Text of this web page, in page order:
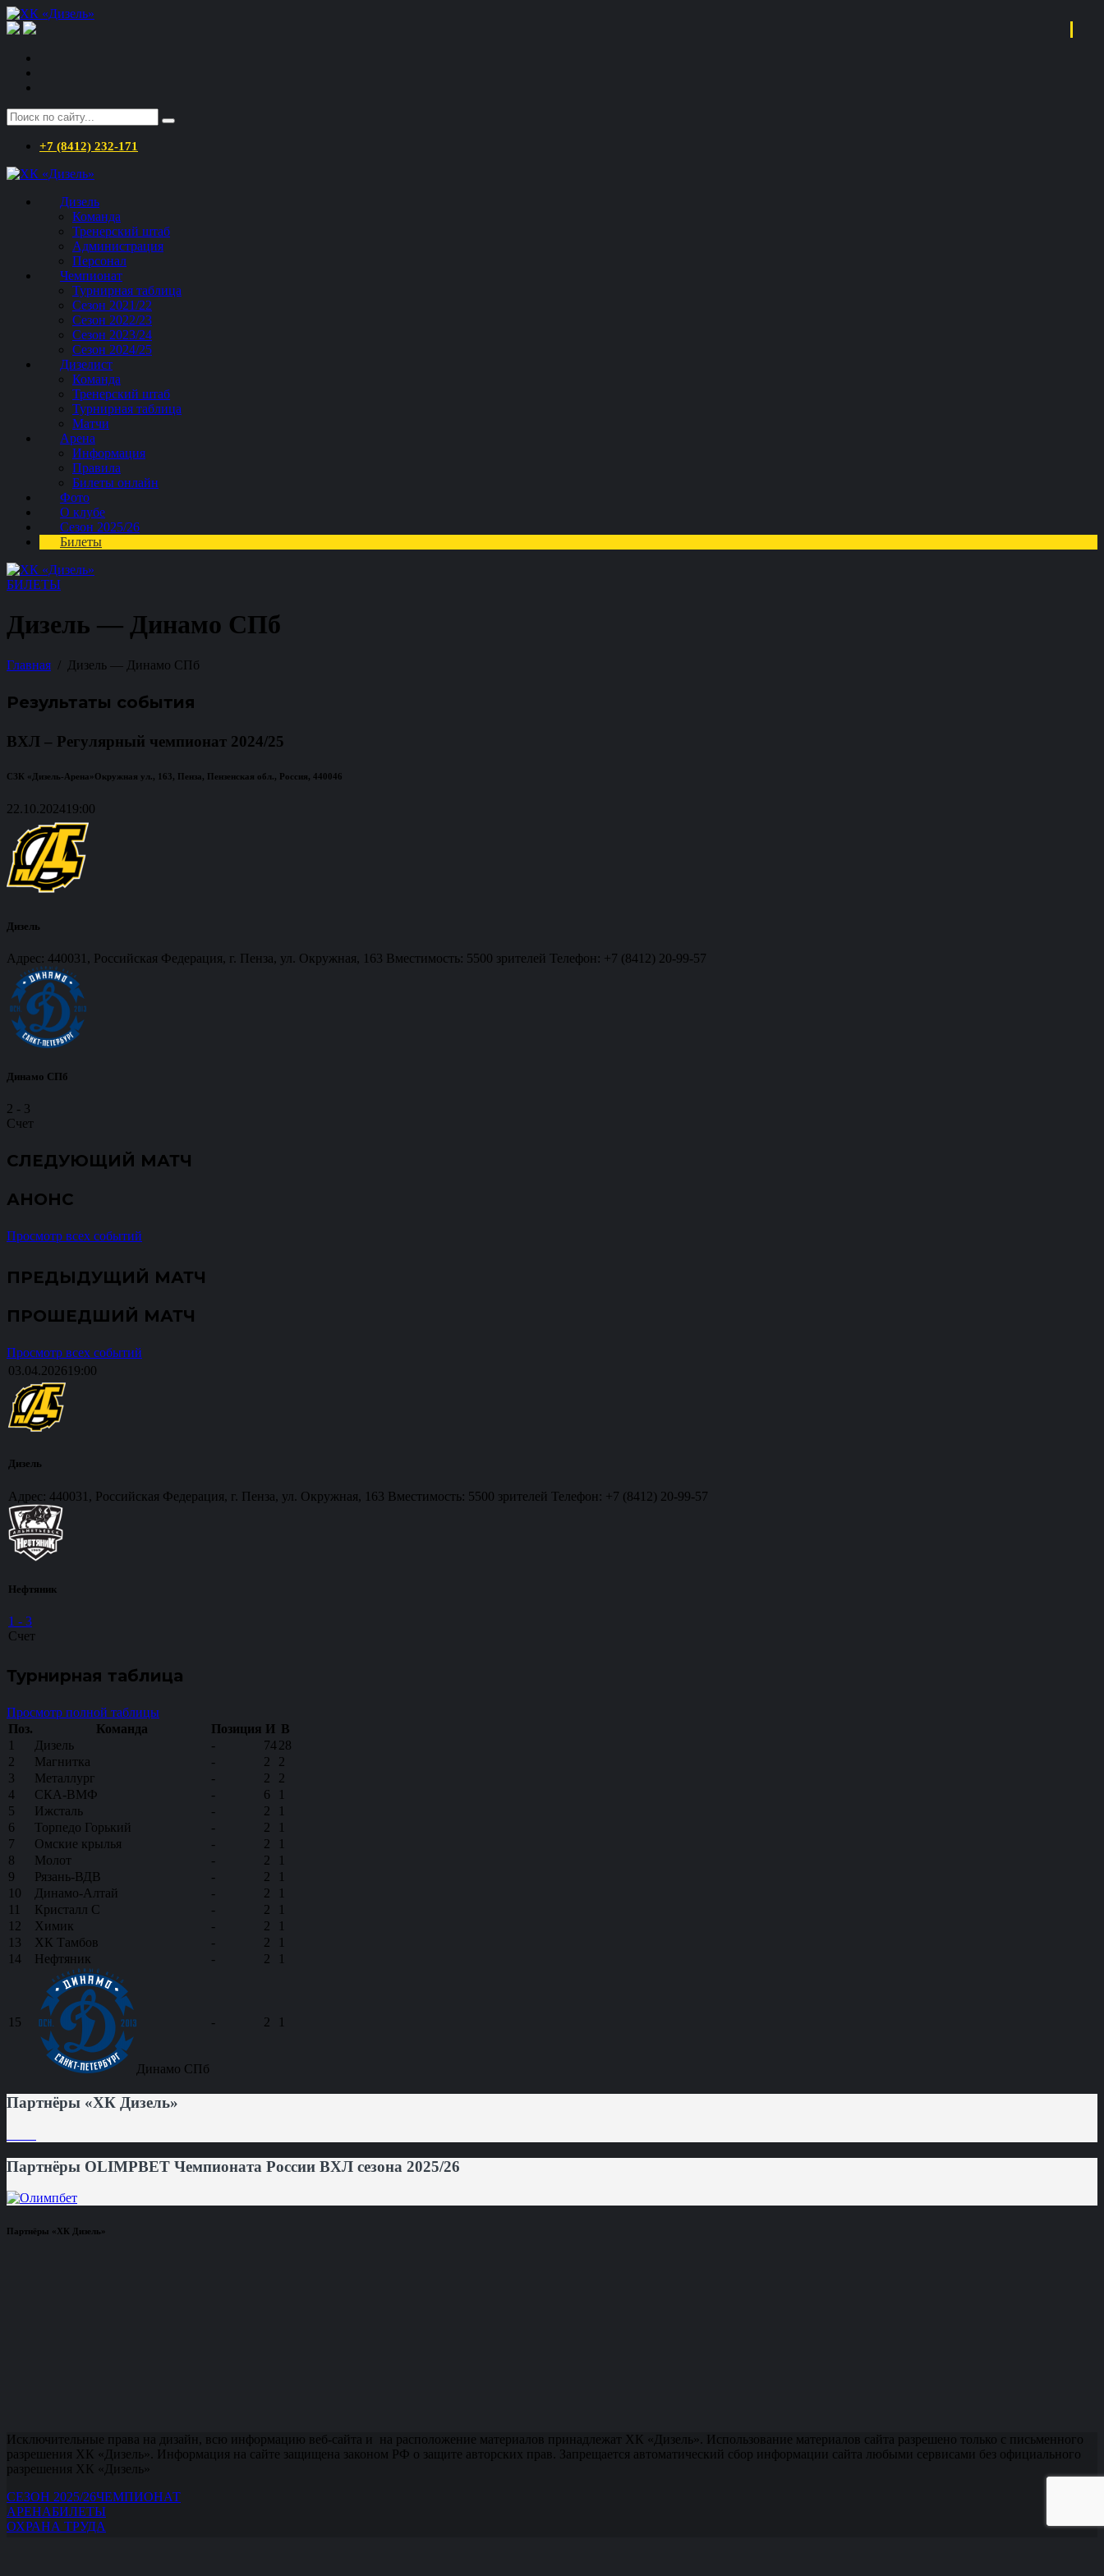
+7 (8412) 232-171
Дизель
Команда
Тренерский штаб
Администрация
Персонал
Чемпионат
Турнирная таблица
Сезон 2021/22
Сезон 2022/23
Сезон 2023/24
Сезон 2024/25
Дизелист
Команда
Тренерский штаб
Турнирная таблица
Матчи
Арена
Информация
Правила
Билеты онлайн
Фото
О клубе
Сезон 2025/26
Билеты
БИЛЕТЫ
Дизель — Динамо СПб
Главная Дизель — Динамо СПб
Результаты события
ВХЛ – Регулярный чемпионат 2024/25
СЗК «Дизель-Арена»Окружная ул., 163, Пенза, Пензенская обл., Россия, 440046
22.10.2024 19:00
Дизель
Адрес: 440031, Российская Федерация, г. Пенза, ул. Окружная, 163 Вместимость: 5500 зрителей Телефон: +7 (8412) 20-99-57
Динамо СПб
2 - 3
Счет
СЛЕДУЮЩИЙ МАТЧ
АНОНС
Просмотр всех событий
ПРЕДЫДУЩИЙ МАТЧ
ПРОШЕДШИЙ МАТЧ
Просмотр всех событий
03.04.2026 19:00
Дизель
Адрес: 440031, Российская Федерация, г. Пенза, ул. Окружная, 163 Вместимость: 5500 зрителей Телефон: +7 (8412) 20-99-57
Нефтяник
1 - 3
Счет
Турнирная таблица
Просмотр полной таблицы
Поз.
Команда Позиция И В
1
Дизель - 7428
2
Магнитка - 2
2
3
Металлург - 2
2
4
СКА-ВМФ - 6
1
5
Ижсталь - 2
1
6
Торпедо Горький - 2
1
7
Омские крылья - 2
1
8
Молот - 2
1
9
Рязань-ВДВ - 2
1
10
Динамо-Алтай - 2
1
11
Кристалл С - 2
1
12
Химик - 2
1
13
ХК Тамбов - 2
1
14
Нефтяник - 2 1
15
Динамо СПб
- 2 1
Партнёры «ХК Дизель»
Партнёры OLIMPBET Чемпионата России ВХЛ сезона 2025/26
Партнёры «ХК Дизель»
Исключительные права на дизайн, всю информацию веб-сайта и на расположение материалов принадлежат ХК «Дизель». Использование материалов сайта разрешено только с письменного
разрешения ХК «Дизель». Информация на сайте защищена законом РФ о защите авторских прав. Запрещается автоматический сбор информации сайта любыми сервисами без официального
разрешения ХК «Дизель»
СЕЗОН 2025/26ЧЕМПИОНАТ
АРЕНАБИЛЕТЫ
ОХРАНА ТРУДА